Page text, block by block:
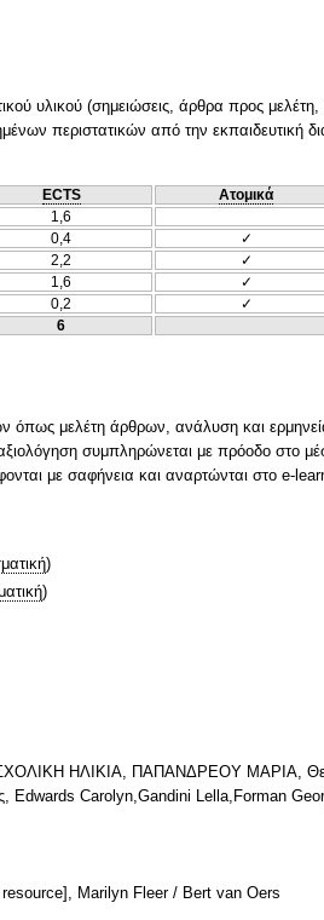
υλικού (σημειώσεις, άρθρα προς
περιστατικών από την εκπαιδευτική
ECTS Ατομικά
1,6
0,4 ✓
2,2 ✓
1,6 ✓
0,2
✓
6
όπως μελέτη άρθρων, ανάλυση και
συμπληρώνεται με πρόοδο στο
με σαφήνεια και αναρτώνται στο e-
)
)
ΗΛΙΚΙΑ, ΠΑΠΑΝΔΡΕΟΥ ΜΑΡΙΑ, Θεσ/
Edwards Carolyn,Gandini Lella,Forman
Marilyn Fleer / Bert van Oers